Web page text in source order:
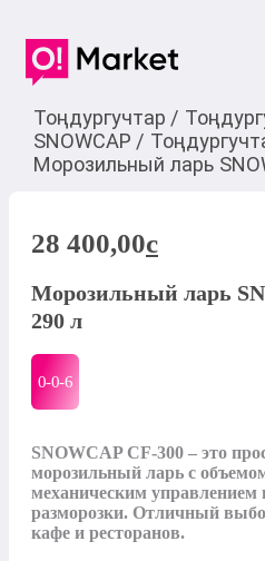
Тоңдургучтар /
SNOWCAP /
Морозильный ларь
28 400,00c
Морозильный ларь
290 л
0-0-6
SNOWCAP CF-300 – это
морозильный ларь с
механическим управлением
разморозки. Отличный
кафе и ресторанов.